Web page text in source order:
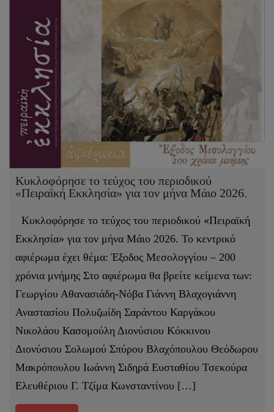
Κυκλοφόρησε το τεύχος του περιοδικού
«Πειραϊκή Εκκλησία» για τον μήνα Μάιο 2026.
Κυκλοφόρησε το τεύχος του περιοδικού «Πειραϊκή
Εκκλησία» για τον μήνα Μάιο 2026. Το κεντρικό
αφιέρωμα έχει θέμα: Έξοδος Μεσολογγίου – 200
χρόνια μνήμης Στο αφιέρωμα θα βρείτε κείμενα των:
Γεωργίου Αθανασιάδη-Νόβα Γιάννη Βλαχογιάννη
Αναστασίου Πολυζωίδη Σαράντου Καργάκου
Νικολάου Κασομούλη Διονύσιου Κόκκινου
Διονύσιου Σολωμού Σπύρου Βλαχόπουλου Θεόδωρου
Μακρόπουλου Ιωάννη Σιδηρά Ευσταθίου Τσεκούρα
Ελευθέριου Γ. Τζίμα Κωνσταντίνου […]